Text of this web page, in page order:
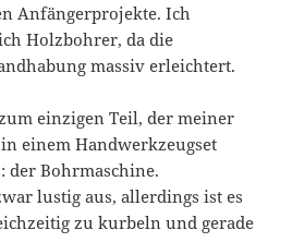
Anfängerprojekte. Ich
Holzbohrer, da die
massiv erleichtert.
einzigen Teil, der meiner
einem Handwerkzeugset
der Bohrmaschine.
lustig aus, allerdings ist es
zu kurbeln und gerade